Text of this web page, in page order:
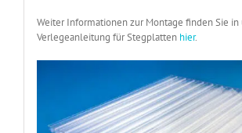
Weiter Informationen zur Montage finden Sie in
Verlegeanleitung für Stegplatten hier.